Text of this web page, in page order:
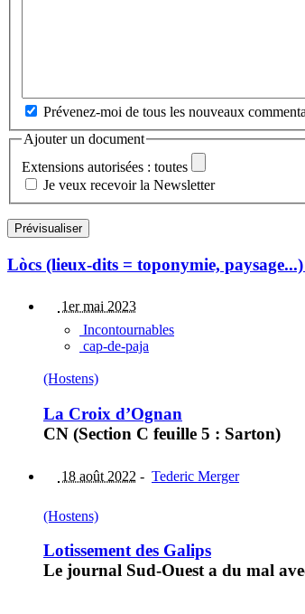
Prévenez-moi de tous les nouveaux
Ajouter un document
Extensions autorisées : toutes
Je veux recevoir la Newsletter
Lòcs (lieux-dits = toponymie,
1er mai 2023
Incontournables
cap-de-paja
(Hostens)
La Croix d’Ognan
CN (Section C feuille 5 : Sarton)
18 août 2022 - Tederic Merger
(Hostens)
Lotissement des Galips
Le journal Sud-Ouest a du mal